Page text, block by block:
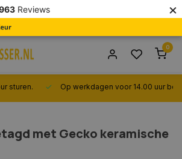
Reviews ×
0
sturen. Op werkdagen voor 14.00 uur
met Gecko keramische